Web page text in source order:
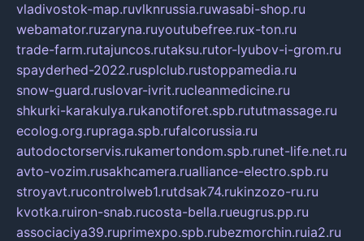
vladivostok-map.ruvlknrussia.ruwasabi-shop.ru
webamator.ruzaryna.ruyoutubefree.rux-ton.ru
trade-farm.rutajuncos.rutaksu.rutor-lyubov-i-grom.ru
spayderhed-2022.rusplclub.rustoppamedia.ru
snow-guard.ruslovar-ivrit.rucleanmedicine.ru
shkurki-karakulya.rukanotiforet.spb.rututmassage.ru
ecolog.org.rupraga.spb.rufalcorussia.ru
autodoctorservis.rukamertondom.spb.runet-life.net.ru
avto-vozim.rusakhcamera.rualliance-electro.spb.ru
stroyavt.rucontrolweb1.rutdsak74.rukinzozo-ru.ru
kvotka.ruiron-snab.rucosta-bella.rueugrus.pp.ru
associaciya39.ruprimexpo.spb.rubezmorchin.ruia2.ru